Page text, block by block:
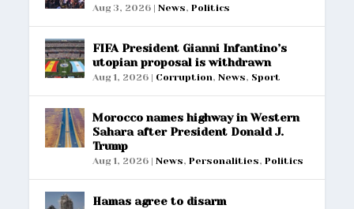
Aug 3, 2026 |News,Politics
FIFA President Gianni Infantino’s
utopian proposal is withdrawn
Aug 1, 2026 | Corruption,News, Sport
Morocco names highway in Western
Sahara after President Donald J.
Trump
Aug 1, 2026 |News,Personalities,Politics
Hamas agree to disarm